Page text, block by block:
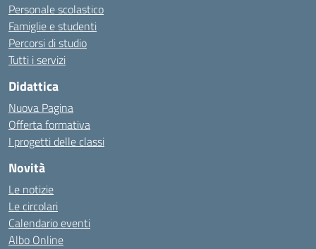
Personale scolastico
Famiglie e studenti
Percorsi di studio
Tutti i servizi
Didattica
Nuova Pagina
Offerta formativa
I progetti delle classi
Novità
Le notizie
Le circolari
Calendario eventi
Albo Online